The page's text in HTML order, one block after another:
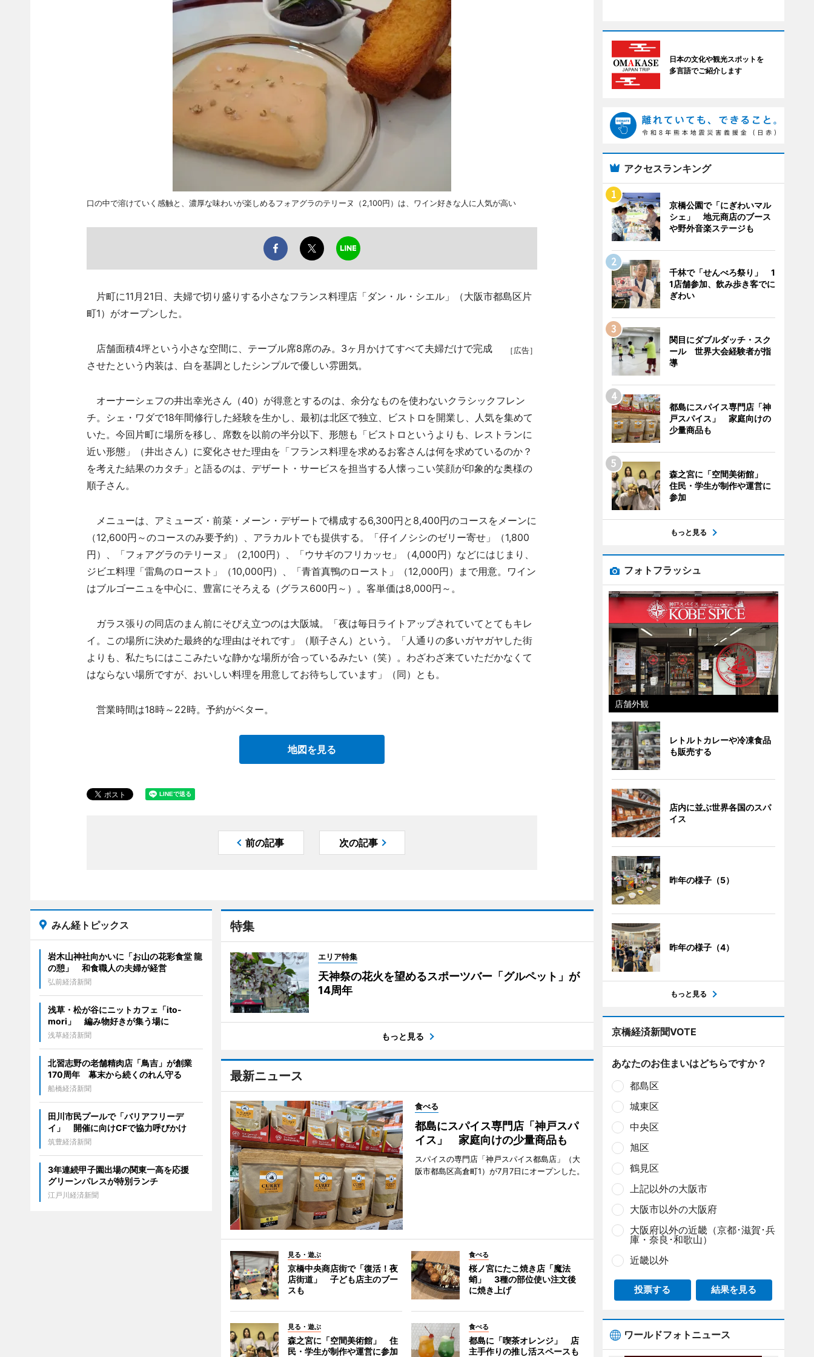
口の中で溶けていく感触と、濃厚な味わいが楽しめるフォアグラのテリーヌ（2,100円）は、ワイン好きな人に人気が高い
片町に11月21日、夫婦で切り盛りする小さなフランス料理店「ダン・ル・シエル」（大阪市都島区片
町1）がオープンした。
［広告］
店舗面積4坪という小さな空間に、テーブル席8席のみ。3ヶ月かけてすべて夫婦だけで完成
させたという内装は、白を基調としたシンプルで優しい雰囲気。
オーナーシェフの井出幸光さん（40）が得意とするのは、余分なものを使わないクラシックフレン
チ。シェ・ワダで18年間修行した経験を生かし、最初は北区で独立、ビストロを開業し、人気を集めて
いた。今回片町に場所を移し、席数を以前の半分以下、形態も「ビストロというよりも、レストランに
近い形態」（井出さん）に変化させた理由を「フランス料理を求めるお客さんは何を求めているのか？
を考えた結果のカタチ」と語るのは、デザート・サービスを担当する人懐っこい笑顔が印象的な奥様の
順子さん。
メニューは、アミューズ・前菜・メーン・デザートで構成する6,300円と8,400円のコースをメーンに
（12,600円～のコースのみ要予約）、アラカルトでも提供する。「仔イノシシのゼリー寄せ」（1,800
円）、「フォアグラのテリーヌ」（2,100円）、「ウサギのフリカッセ」（4,000円）などにはじまり、
ジビエ料理「雷鳥のロースト」（10,000円）、「青首真鴨のロースト」（12,000円）まで用意。ワイン
はブルゴーニュを中心に、豊富にそろえる（グラス600円～）。客単価は8,000円～。
ガラス張りの同店のまん前にそびえ立つのは大阪城。「夜は毎日ライトアップされていてとてもキレ
イ。この場所に決めた最終的な理由はそれです」（順子さん）という。「人通りの多いガヤガヤした街
よりも、私たちにはここみたいな静かな場所が合っているみたい（笑）。わざわざ来ていただかなくて
はならない場所ですが、おいしい料理を用意してお待ちしています」（同）とも。
営業時間は18時～22時。予約がベター。
地図を見る
前の記事 次の記事
特集
エリア特集
天神祭の花火を望めるスポーツバー「グルペット」が
14周年
もっと見る
最新ニュース
食べる
都島にスパイス専門店「神戸スパ
イス」 家庭向けの少量商品も
スパイスの専門店「神戸スパイス都島店」（大
阪市都島区高倉町1）が7月7日にオープンした。
見る・遊ぶ
京橋中央商店街で「復活！夜
店街道」 子ども店主のブー
スも
食べる
桜ノ宮にたこ焼き店「魔法
蛸」 3種の部位使い注文後
に焼き上げ
見る・遊ぶ
森之宮に「空間美術館」 住
民・学生が制作や運営に参加
食べる
都島に「喫茶オレンジ」 店
主手作りの推し活スペースも
みん経トピックス
岩木山神社向かいに「お山の花彩食堂 龍
の憩」 和食職人の夫婦が経営
弘前経済新聞
浅草・松が谷にニットカフェ「ito-
mori」 編み物好きが集う場に
浅草経済新聞
北習志野の老舗精肉店「鳥吉」が創業
170周年 幕末から続くのれん守る
船橋経済新聞
田川市民プールで「バリアフリーデ
イ」 開催に向けCFで協力呼びかけ
筑豊経済新聞
3年連続甲子園出場の関東一高を応援
グリーンパレスが特別ランチ
江戸川経済新聞
日本の文化や観光スポットを
多言語でご紹介します
アクセスランキング
京橋公園で「にぎわいマル
シェ」 地元商店のブース
や野外音楽ステージも
千林で「せんべろ祭り」 1
1店舗参加、飲み歩き客でに
ぎわい
関目にダブルダッチ・スク
ール 世界大会経験者が指
導
都島にスパイス専門店「神
戸スパイス」 家庭向けの
少量商品も
森之宮に「空間美術館」
住民・学生が制作や運営に
参加
もっと見る
フォトフラッシュ
店舗外観
レトルトカレーや冷凍食品
も販売する
店内に並ぶ世界各国のスパ
イス
昨年の様子（5）
昨年の様子（4）
もっと見る
京橋経済新聞VOTE
あなたのお住まいはどちらですか？
都島区
城東区
中央区
旭区
鶴見区
上記以外の大阪市
大阪市以外の大阪府
大阪府以外の近畿（京都･滋賀･兵
庫・奈良･和歌山）
近畿以外
投票する 結果を見る
ワールドフォトニュース